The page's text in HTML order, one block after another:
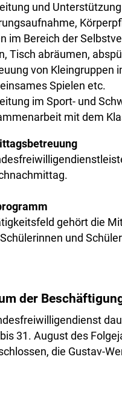
und
im Bereich der
Tisch abräumen,
von Kleingruppen
Spielen etc.
im Sport- und
mit dem
gehört die
und
der
31. August des
die Gustav-